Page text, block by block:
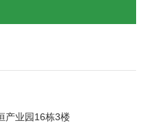
产业园16栋3楼